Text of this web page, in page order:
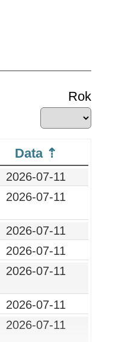
Rok
Data
2026-07-11
2026-07-11
2026-07-11
2026-07-11
2026-07-11
2026-07-11
2026-07-11